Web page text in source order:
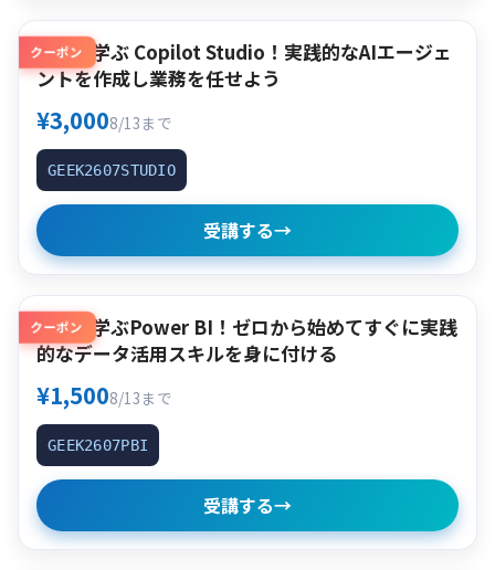
クーポン
作って学ぶ Copilot Studio！実践的なAIエージェ
ントを作成し業務を任せよう
¥3,0008/13まで
GEEK2607STUDIO
受講する→
クーポン
作って学ぶPower BI！ゼロから始めてすぐに実践
的なデータ活用スキルを身に付ける
¥1,5008/13まで
GEEK2607PBI
受講する→